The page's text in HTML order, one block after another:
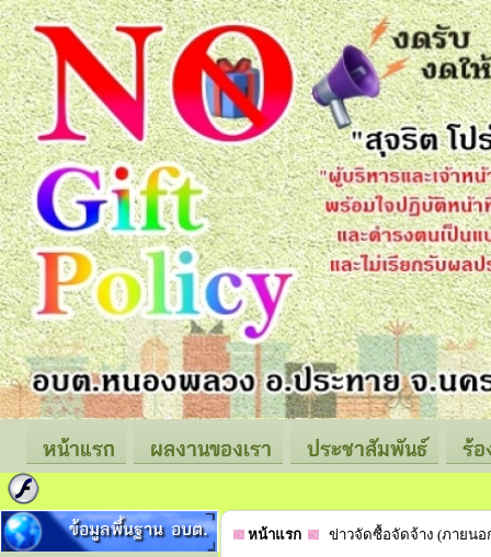
หน้าแรก ผลงานของเรา ประชาสัมพันธ์ ร้
ข้อมูลพื้นฐาน อบต. หน้าแรก ข่าวจัดซื้อจัดจ้าง (ภายน